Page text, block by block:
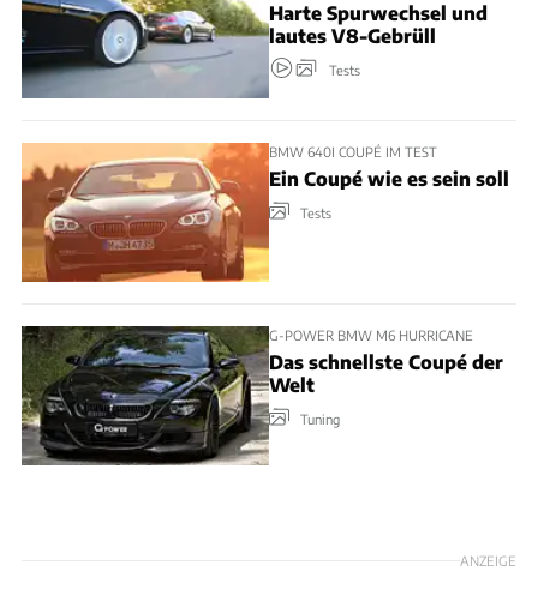
Harte Spurwechsel und
lautes V8-Gebrüll
Tests
BMW 640I COUPÉ IM TEST
Ein Coupé wie es sein soll
Tests
G-POWER BMW M6 HURRICANE
Das schnellste Coupé der
Welt
Tuning
ANZEIGE